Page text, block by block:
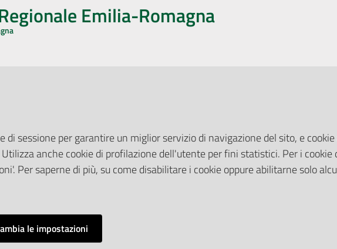
Emilia-Romagna
con il Pubblico
per la Stampa
Pubblicità legale
Albo Pretorio
Privacy Policy
Attuazione Misure PNRR
Gare e
di sessione per garantire un miglior servizio di navigazione del sito, e
anche cookie di profilazione dell'utente per fini statistici. Per i cookie
Per saperne di più, su come disabilitare i cookie oppure abilitarne solo
le impostazioni